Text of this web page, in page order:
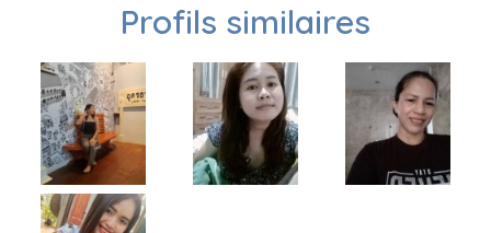
Profils similaires